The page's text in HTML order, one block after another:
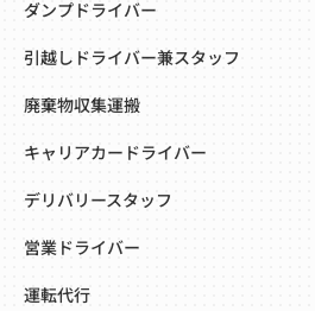
ダンプドライバー
引越しドライバー兼スタッフ
廃棄物収集運搬
キャリアカードライバー
デリバリースタッフ
営業ドライバー
運転代行